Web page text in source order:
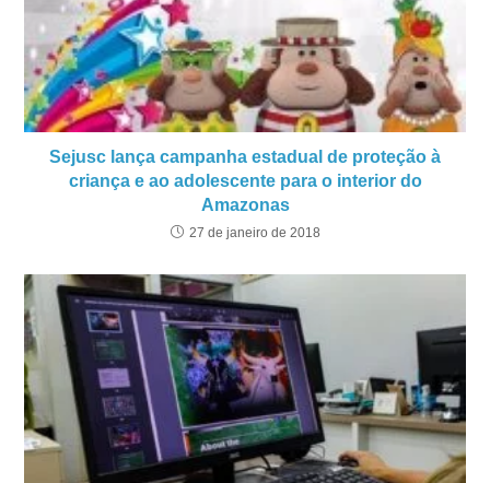
Sejusc lança campanha estadual de proteção à
criança e ao adolescente para o interior do
Amazonas
27 de janeiro de 2018